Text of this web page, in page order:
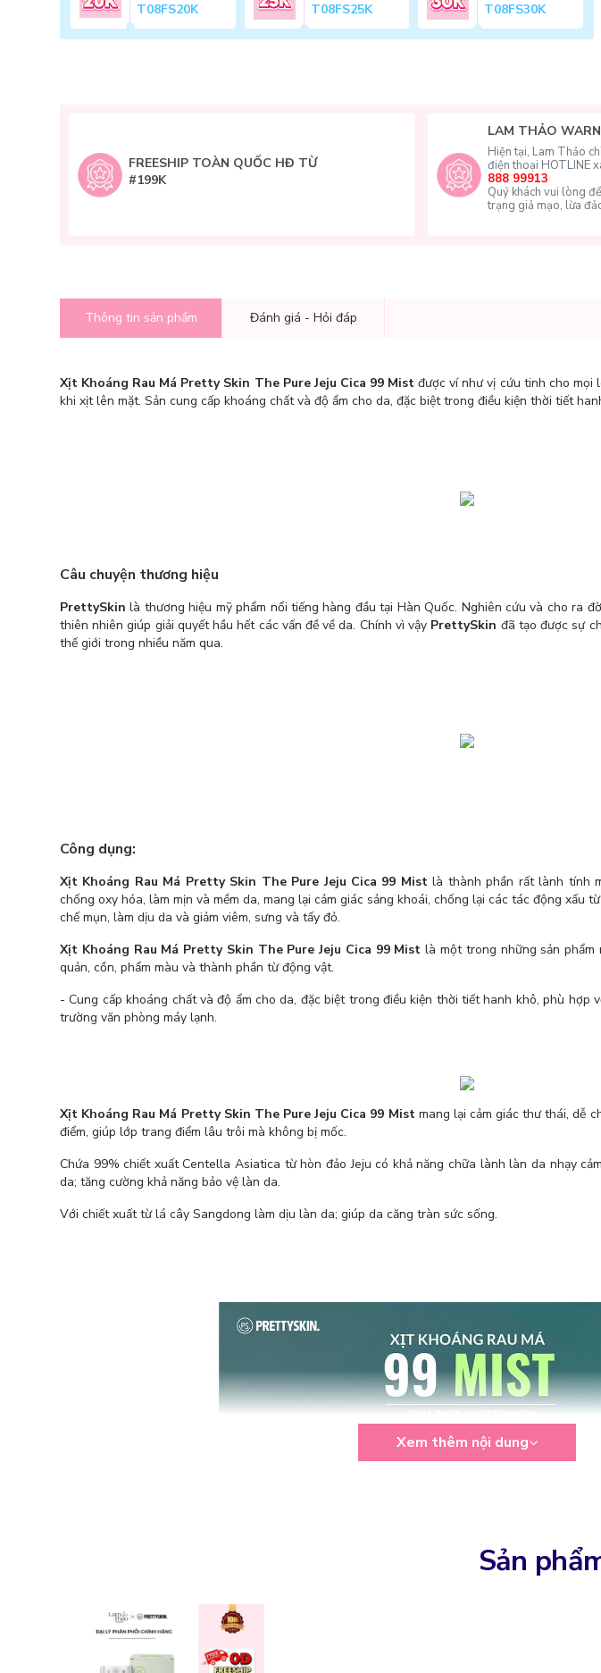
T08FS20K
T08FS25K
T08FS30K
FREESHIP TOÀN QUỐC HĐ TỪ
#199K
LAM THẢO
Hiện tại, Lam Thảo
điện thoại HOTLINE
888 99913
Quý khách vui lòng
trạng giả mạo, lừa
Thông tin sản phẩm Đánh giá - Hỏi đáp
Xịt Khoáng Rau Má Pretty Skin The Pure Jeju Cica 99 Mist được ví như vị cứu tinh cho mọi
khi xịt lên mặt. Sản cung cấp khoáng chất và độ ẩm cho da, đặc biệt trong điều kiện thời tiết
Câu chuyện thương hiệu
PrettySkin là thương hiệu mỹ phẩm nổi tiếng hàng đầu tại Hàn Quốc. Nghiên cứu và cho ra
thiên nhiên giúp giải quyết hầu hết các vấn đề về da. Chính vì vậy PrettySkin đã tạo được sự
thế giới trong nhiều năm qua.
Công dụng:
Xịt Khoáng Rau Má Pretty Skin The Pure Jeju Cica 99 Mistlà thành phần rất lành tính
chống oxy hóa, làm mịn và mềm da, mang lại cảm giác sảng khoái, chống lại các tác động xấu
chế mụn, làm dịu da và giảm viêm, sưng và tấy đỏ.
Xịt Khoáng Rau Má Pretty Skin The Pure Jeju Cica 99 Mistlà một trong những sản phẩm
quản, cồn, phẩm màu và thành phần từ động vật.
- Cung cấp khoáng chất và độ ẩm cho da, đặc biệt trong điều kiện thời tiết hanh khô, phù hợp
trường văn phòng máy lạnh.
Xịt Khoáng Rau Má Pretty Skin The Pure Jeju Cica 99 Mist mang lại cảm giác thư thái, dễ
điểm, giúp lớp trang điểm lâu trôi mà không bị mốc.
Chứa 99% chiết xuất Centella Asiatica từ hòn đảo Jeju có khả năng chữa lành làn da nhạy
da; tăng cường khả năng bảo vệ làn da.
Với chiết xuất từ lá cây Sangdong làm dịu làn da; giúp da căng tràn sức sống.
Xem thêm nội dung
Sản